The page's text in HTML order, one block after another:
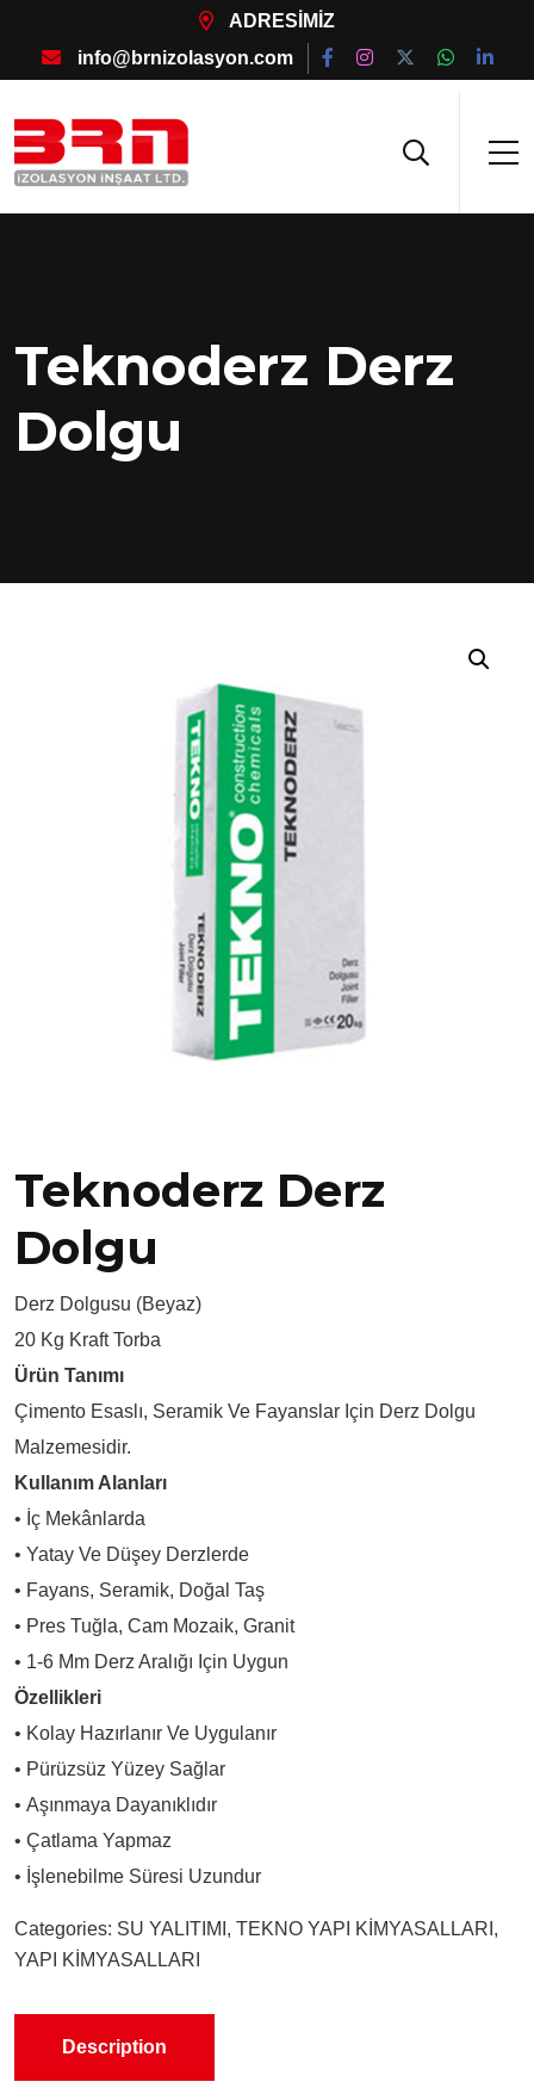
ADRESİMİZ
info@brnizolasyon.com
Teknoderz Derz
Dolgu
Teknoderz Derz
Dolgu
Derz Dolgusu (Beyaz)
20 Kg Kraft Torba
Ürün Tanımı
Çimento Esaslı, Seramik Ve Fayanslar Için Derz Dolgu
Malzemesidir.
Kullanım Alanları
• İç Mekânlarda
• Yatay Ve Düşey Derzlerde
• Fayans, Seramik, Doğal Taş
• Pres Tuğla, Cam Mozaik, Granit
• 1-6 Mm Derz Aralığı Için Uygun
Özellikleri
• Kolay Hazırlanır Ve Uygulanır
• Pürüzsüz Yüzey Sağlar
• Aşınmaya Dayanıklıdır
• Çatlama Yapmaz
• İşlenebilme Süresi Uzundur
Categories: SU YALITIMI , TEKNO YAPI KİMYASALLARI ,
YAPI KİMYASALLARI
Description